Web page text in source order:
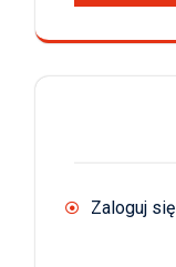
Zaloguj się